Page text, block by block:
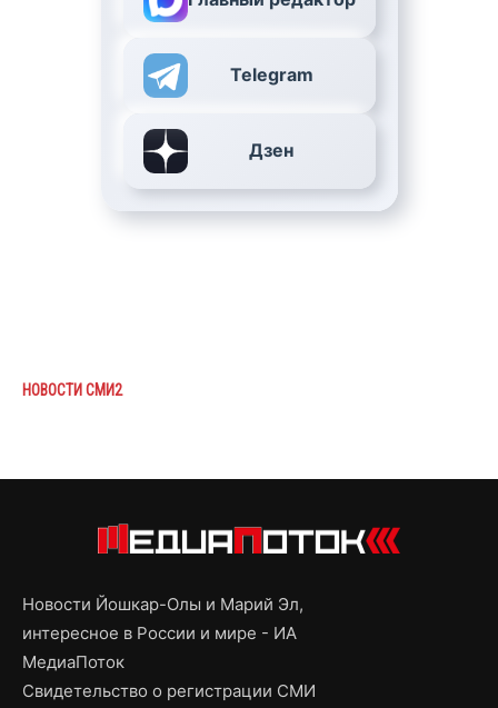
Telegram
Дзен
НОВОСТИ СМИ2
Новости Йошкар-Олы и Марий Эл,
интересное в России и мире - ИА
МедиаПоток
Свидетельство о регистрации СМИ